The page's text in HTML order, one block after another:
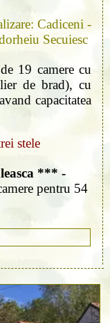
Cadiceni -
Secuiesc
19 camere cu
de brad), cu
capacitatea
stele
*** -
pentru 54